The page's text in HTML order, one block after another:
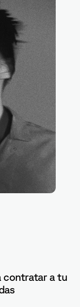
contratar a tu